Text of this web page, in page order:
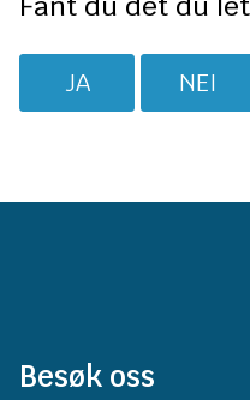
JA NEI
Besøk oss